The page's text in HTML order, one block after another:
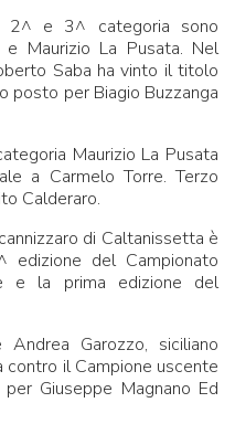
2^ e 3^ categoria sono
Maurizio La Pusata. Nel
Saba ha vinto il titolo
posto per Biagio Buzzanga
Maurizio La Pusata
a Carmelo Torre. Terzo
Calderaro.
di Caltanissetta è
edizione del Campionato
e la prima edizione del
Andrea Garozzo, siciliano
contro il Campione uscente
Giuseppe Magnano Ed